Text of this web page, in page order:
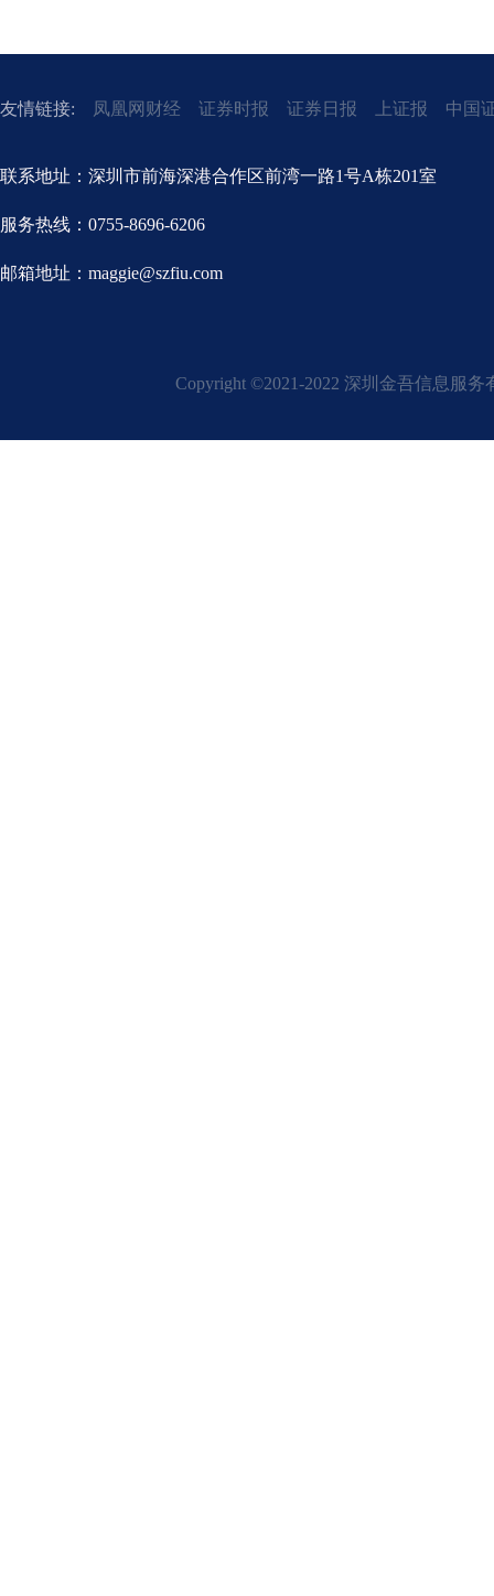
友情链接: 凤凰网财经 证券时报 证券日报 上证报 中国
联系地址：深圳市前海深港合作区前湾一路1号A栋201室
服务热线：0755-8696-6206
邮箱地址：maggie@szfiu.com
Copyright ©2021-2022 深圳金吾信息服务